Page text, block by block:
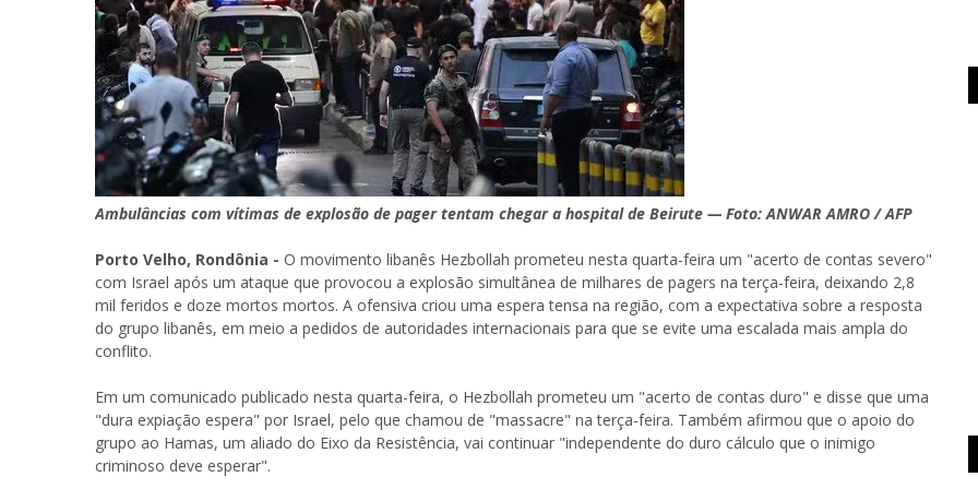
Ambulâncias com vítimas de explosão de pager tentam chegar a hospital de Beirute — Foto: ANWAR AMRO / AFP
Porto Velho, Rondônia - O movimento libanês Hezbollah prometeu nesta quarta-feira um "acerto de contas severo"
com Israel após um ataque que provocou a explosão simultânea de milhares de pagers na terça-feira, deixando 2,8
mil feridos e doze mortos mortos. A ofensiva criou uma espera tensa na região, com a expectativa sobre a resposta
do grupo libanês, em meio a pedidos de autoridades internacionais para que se evite uma escalada mais ampla do
conflito.
Em um comunicado publicado nesta quarta-feira, o Hezbollah prometeu um "acerto de contas duro" e disse que uma
"dura expiação espera" por Israel, pelo que chamou de "massacre" na terça-feira. Também afirmou que o apoio do
grupo ao Hamas, um aliado do Eixo da Resistência, vai continuar "independente do duro cálculo que o inimigo
criminoso deve esperar".